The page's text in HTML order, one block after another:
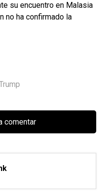
su encuentro en Malasia
no ha confirmado la
comentar